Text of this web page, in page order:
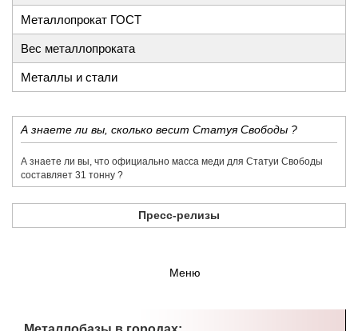
Металлопрокат ГОСТ
Вес металлопроката
Металлы и стали
​А знаете ли вы, сколько весит Статуя Свободы ?
​А знаете ли вы, что официально масса меди для Статуи Свободы
составляет 31 тонну ?
Пресс-релизы
Меню